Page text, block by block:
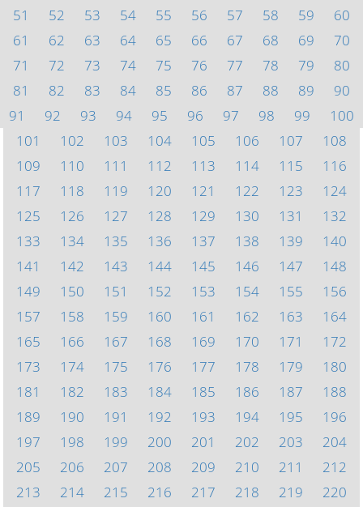
51
52 53 54 55 56 57 58 59
60
61
62 63 64 65 66 67 68 69
70
71
72 73 74 75 76 77 78 79
80
81
82 83 84 85 86 87 88 89
90
91
92 93 94 95 96 97 98 99
100
101
102 103 104 105 106 107
108
109
110 111 112 113 114 115
116
117
118 119 120 121 122 123
124
125
126 127 128 129 130 131
132
133
134 135 136 137 138 139
140
141
142 143 144 145 146 147
148
149
150 151 152 153 154 155
156
157
158 159 160 161 162 163
164
165
166 167 168 169 170 171
172
173
174 175 176 177 178 179
180
181
182 183 184 185 186 187
188
189
190 191 192 193 194 195
196
197
198 199 200 201 202 203
204
205
206 207 208 209 210 211
212
213
214 215 216 217 218 219
220